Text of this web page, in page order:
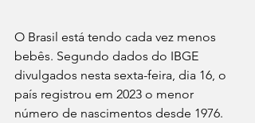
O Brasil está tendo cada vez menos
bebês. Segundo dados do IBGE
divulgados nesta sexta-feira, dia 16, o
país registrou em 2023 o menor
número de nascimentos desde 1976.